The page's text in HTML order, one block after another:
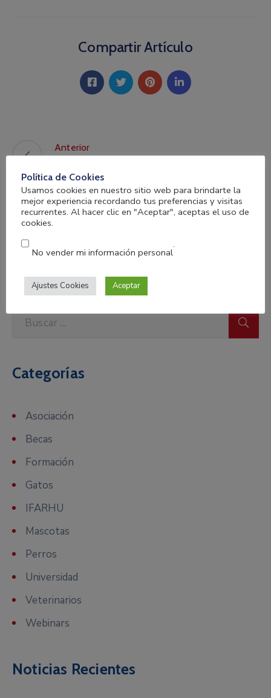
Compartir Artículo
Anterior
Siguiente
Categorías
Asociación
Becas
Formación
Gatos
IFARHU
Mascotas
Perros
Universidad
Veterinarios
Webinars
Noticias Recientes
Política de Cookies
Usamos cookies en nuestro sitio web para brindarte la
mejor experiencia recordando tus preferencias y visitas
recurrentes. Al hacer clic en "Aceptar", aceptas el uso de
cookies.
No vender mi información personal
.
Ajustes Cookies Aceptar